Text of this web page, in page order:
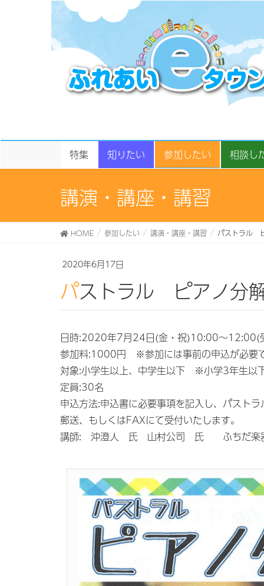
特集 知りたい 参加したい 相談し
講演・講座・講習
HOME 参加したい 講演・講座・講習 パストラル
2020年6月17日
パストラル ピアノ分
日時:2020年7月24日(金・祝)10:00～12:00(
参加料:1000円 ※参加には事前の申込が必要
対象:小学生以上、中学生以下 ※小学3年生以
定員:30名
申込方法:申込書に必要事項を記入し、パスト
郵送、もしくはFAXにて受付いたします。
講師: 沖澄人 氏 山村公司 氏 ふちだ楽